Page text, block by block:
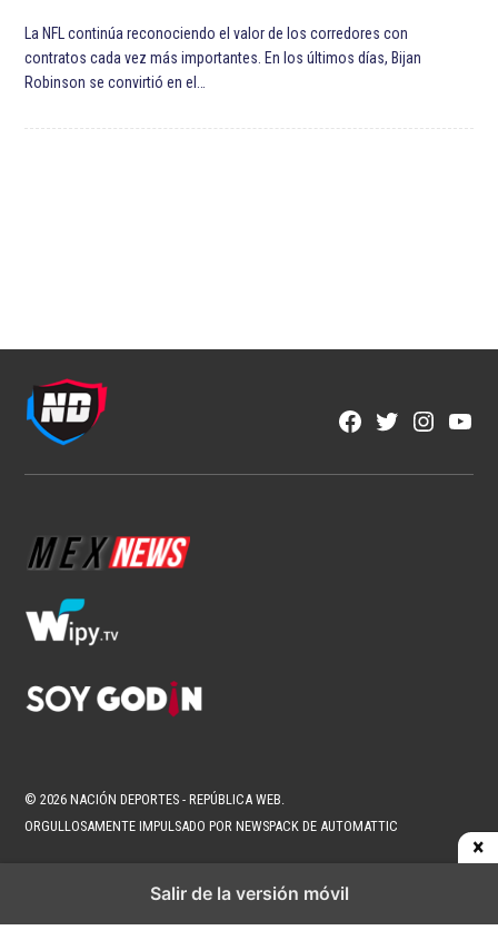
NFL
Estos son los favoritos para conquistar
Brenda Ramírez Zárate Ago 8, 2026